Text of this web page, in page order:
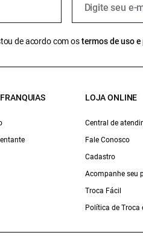
de acordo com ostermos de uso
LOJA ONLINE
Central de
Fale Conosco
Cadastro
Acompanhe seu
Troca Fácil
Política de Troca